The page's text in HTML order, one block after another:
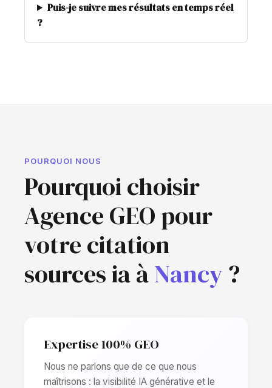
Puis-je suivre mes résultats en temps réel
?
POURQUOI NOUS
Pourquoi choisir
Agence GEO pour
votre citation
sources ia àNancy ?
Expertise 100% GEO
Nous ne parlons que de ce que nous
maîtrisons : la visibilité IA générative et le